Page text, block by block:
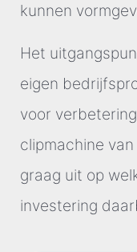
kunnen
Het
eigen
voor
clipmachine
graag uit op
investering